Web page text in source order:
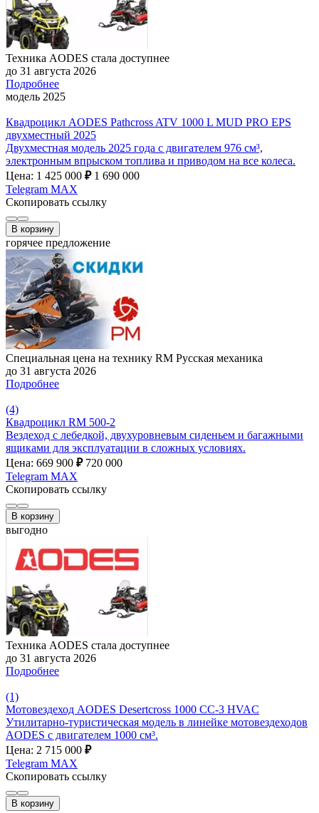
Техника AODES стала доступнее
до 31 августа 2026
Подробнее
модель 2025
Квадроцикл AODES Pathcross ATV 1000 L MUD PRO EPS
двухместный 2025
Двухместная модель 2025 года с двигателем 976 см³,
электронным впрыском топлива и приводом на все колеса.
Цена: 1 425 000 ₽ 1 690 000
Telegram MAX
Скопировать ссылку
В корзину
горячее предложение
Специальная цена на технику RM Русская механика
до 31 августа 2026
Подробнее
(4)
Квадроцикл RM 500-2
Вездеход с лебедкой, двухуровневым сиденьем и багажными
ящиками для эксплуатации в сложных условиях.
Цена: 669 900 ₽ 720 000
Telegram MAX
Скопировать ссылку
В корзину
выгодно
Техника AODES стала доступнее
до 31 августа 2026
Подробнее
(1)
Мотовездеход AODES Desertcross 1000 CC-3 HVAC
Утилитарно-туристическая модель в линейке мотовездеходов
AODES с двигателем 1000 см³.
Цена: 2 715 000 ₽
Telegram MAX
Скопировать ссылку
В корзину